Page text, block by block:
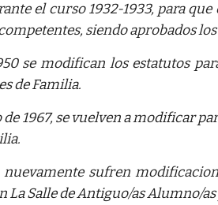
el curso 1932-1933, para
siendo aprobados
se modifican los estatutos
de Familia.
de 1967, se vuelven a modificar
nuevamente sufren
La Salle de Antiguo/as Alumno/as